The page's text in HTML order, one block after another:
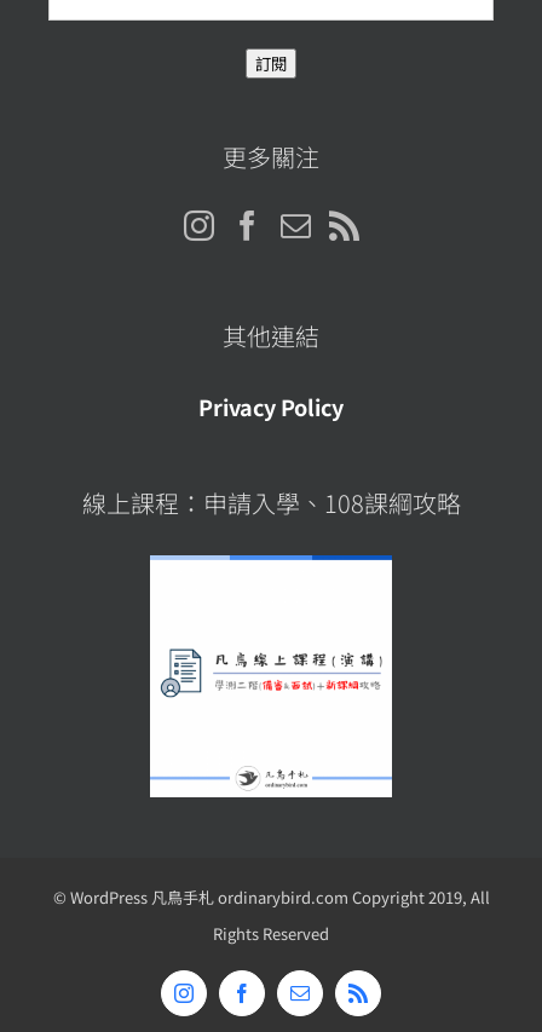
訂閱
更多關注
其他連結
Privacy Policy
線上課程：申請入學、108課綱攻略
© WordPress 凡鳥手札 ordinarybird.com Copyright 2019, All
Rights Reserved
InstagramFacebookEmail: Rss